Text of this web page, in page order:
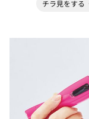
チラ見をする